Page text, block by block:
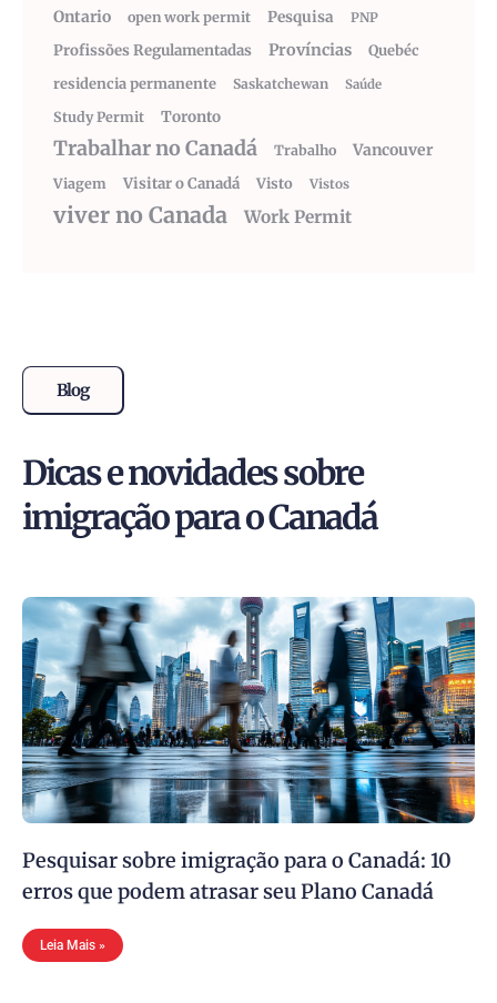
Ontario open work permit Pesquisa PNP
Profissões Regulamentadas Províncias
Quebéc
residencia permanente
Saskatchewan Saúde
Study Permit Toronto
Trabalhar no Canadá Trabalho Vancouver
Viagem Visitar o Canadá Visto Vistos
viver no Canada Work Permit
Blog
Dicas e novidades sobre
imigração para o Canadá
Pesquisar sobre imigração para o Canadá: 10
erros que podem atrasar seu Plano Canadá
Leia Mais »